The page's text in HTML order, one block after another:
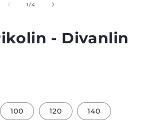
1/de
4
- Divanlin
100 120 140